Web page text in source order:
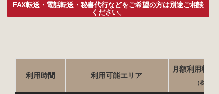
FAX転送・電話転送・秘書代行などをご希望の方は別途ご相談
ください。
利用時間 利用可能エリア
月額利用料・
（税別）